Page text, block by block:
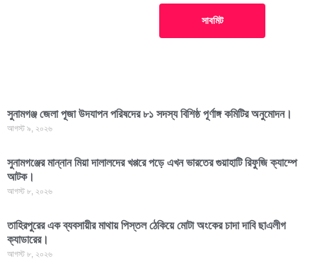
সাবমিট
সুনামগঞ্জ জেলা পূজা উদযাপন পরিষদের ৮১ সদস্য বিশিষ্ঠ পূর্ণাঙ্গ কমিটির অনুমোদন।
আগস্ট ৯, ২০২৬
সুনামগঞ্জের মান্নান মিয়া দালালদের খপ্পরে পড়ে এখন ভারতের গুয়াহাটি রিফুজি ক্যাম্পে
আটক।
আগস্ট ৮, ২০২৬
তাহিরপুরের এক ব্যবসায়ীর মাথায় পিস্তল ঠেকিয়ে মোটা অংকের চাদা দাবি ছাএলীগ
ক্যাডারের।
আগস্ট ৮, ২০২৬